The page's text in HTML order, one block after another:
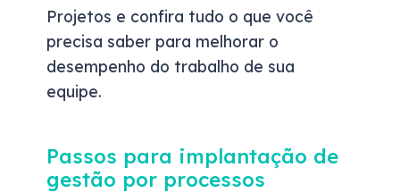
Projetos e confira tudo o que você
precisa saber para melhorar o
desempenho do trabalho de sua
equipe.
Passos para implantação de
gestão por processos